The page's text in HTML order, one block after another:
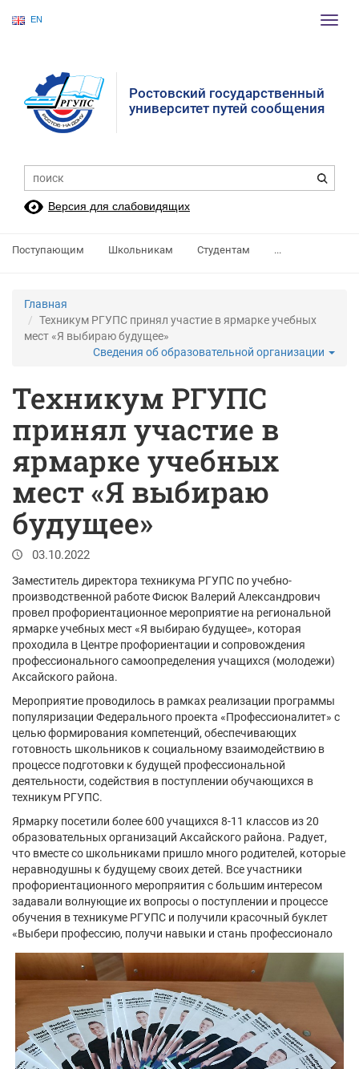
EN
Ростовский государственный
университет путей сообщения
Версия для слабовидящих
Поступающим Школьникам Студентам ...
Главная
Техникум РГУПС принял участие в ярмарке учебных
мест «Я выбираю будущее»
Сведения об образовательной организации
Техникум РГУПС
принял участие в
ярмарке учебных
мест «Я выбираю
будущее»
03.10.2022
Заместитель директора техникума РГУПС по учебно-
производственной работе Фисюк Валерий Александрович
провел профориентационное мероприятие на региональной
ярмарке учебных мест «Я выбираю будущее», которая
проходила в Центре профориентации и сопровождения
профессионального самоопределения учащихся (молодежи)
Аксайского района.
Мероприятие проводилось в рамках реализации программы
популяризации Федерального проекта «Профессионалитет» с
целью формирования компетенций, обеспечивающих
готовность школьников к социальному взаимодействию в
процессе подготовки к будущей профессиональной
деятельности, содействия в поступлении обучающихся в
техникум РГУПС.
Ярмарку посетили более 600 учащихся 8-11 классов из 20
образовательных организаций Аксайского района. Радует,
что вместе со школьниками пришло много родителей, которые
неравнодушны к будущему своих детей. Все участники
профориентационного меропряития с большим интересом
задавали волнующие их вопросы о поступлении и процессе
обучения в техникуме РГУПС и получили красочный буклет
«Выбери профессию, получи навыки и стань профессионало